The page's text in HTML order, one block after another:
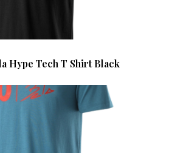
Hype Tech T Shirt Black